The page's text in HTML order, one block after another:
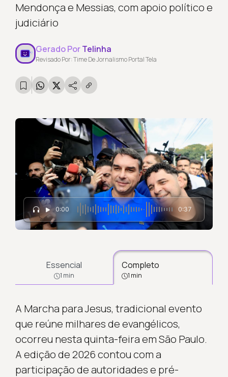
Mendonça e Messias, com apoio político e
judiciário
Gerado PorTelinha
Revisado Por: Time De Jornalismo Portal Tela
0:00 0:37
Essencial
1 min
Completo
1 min
A Marcha para Jesus, tradicional evento
que reúne milhares de evangélicos,
ocorreu nesta quinta-feira em São Paulo.
A edição de 2026 contou com a
participação de autoridades e pré-